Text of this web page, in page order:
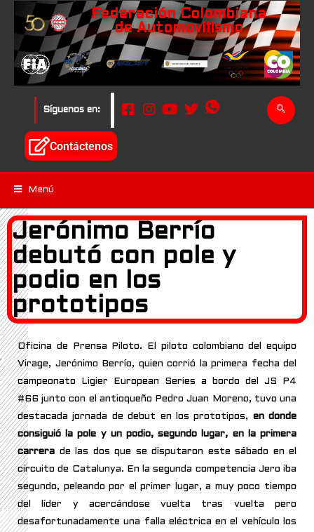
Federación Colombiana
de Automovilismo
Síguenos en:
Contáctenos
Menú
Jerónimo Berrío
debutó con pole y
podio en los
prototipos
Oficina de Prensa Piloto. El piloto colombiano del equipo
Virage, Jerónimo Berrío, quien corrió la primera fecha del
campeonato Ligier European Series a bordo del JS P4
#66 junto con el antioqueño Pedro Juan Moreno, tuvo una
destacada jornada de debut en los prototipos, en donde
consiguió la pole y un podio, segundo lugar, en la primera
carrera de las dos que se disputaron este sábado en el
circuito de Catalunya. En la segunda competencia Jero iba
segundo, peleando por el primer lugar, a muy poco tiempo
del líder y acercándose vuelta tras vuelta pero
desafortunadamente una falla eléctrica en el vehículo los